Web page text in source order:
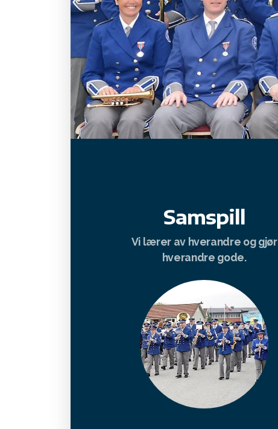
Samspill
Vi lærer av hverandre og gjør
hverandre gode.